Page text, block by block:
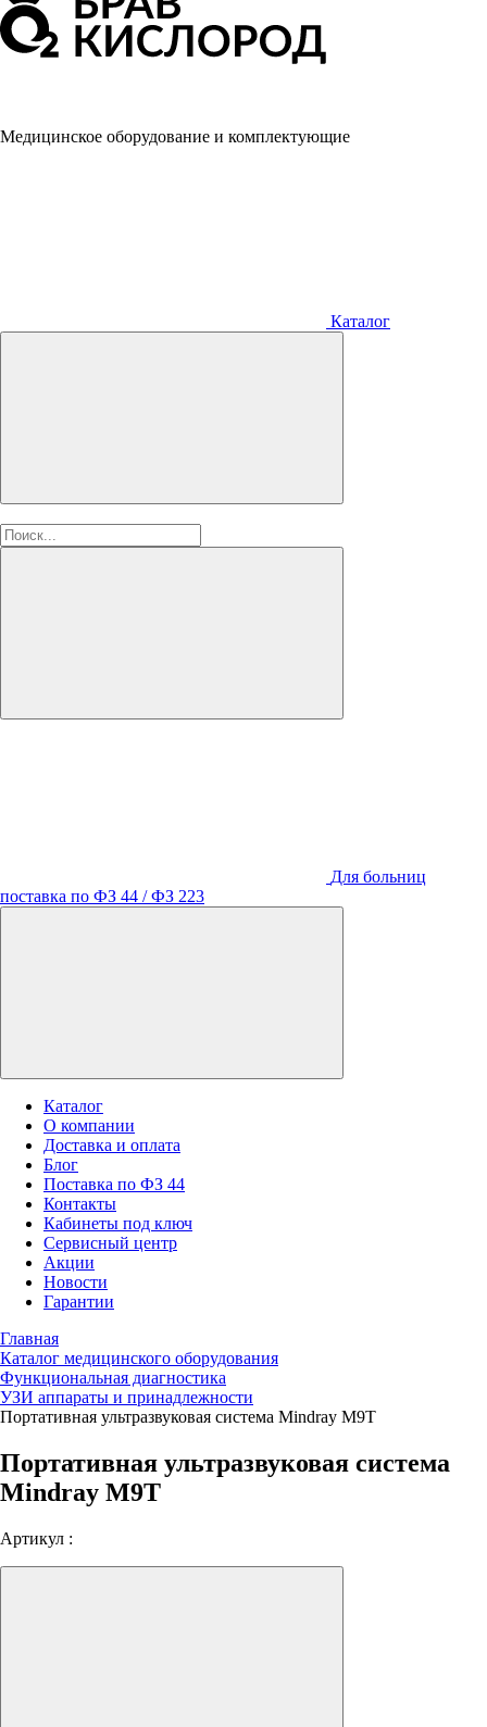
Медицинское оборудование и комплектующие
Каталог
Для больниц
поставка по ФЗ 44 / ФЗ 223
Каталог
О компании
Доставка и оплата
Блог
Поставка по ФЗ 44
Контакты
Кабинеты под ключ
Сервисный центр
Акции
Новости
Гарантии
Главная
Каталог медицинского оборудования
Функциональная диагностика
УЗИ аппараты и принадлежности
Портативная ультразвуковая система Mindray M9T
Портативная ультразвуковая система
Mindray M9T
Артикул :